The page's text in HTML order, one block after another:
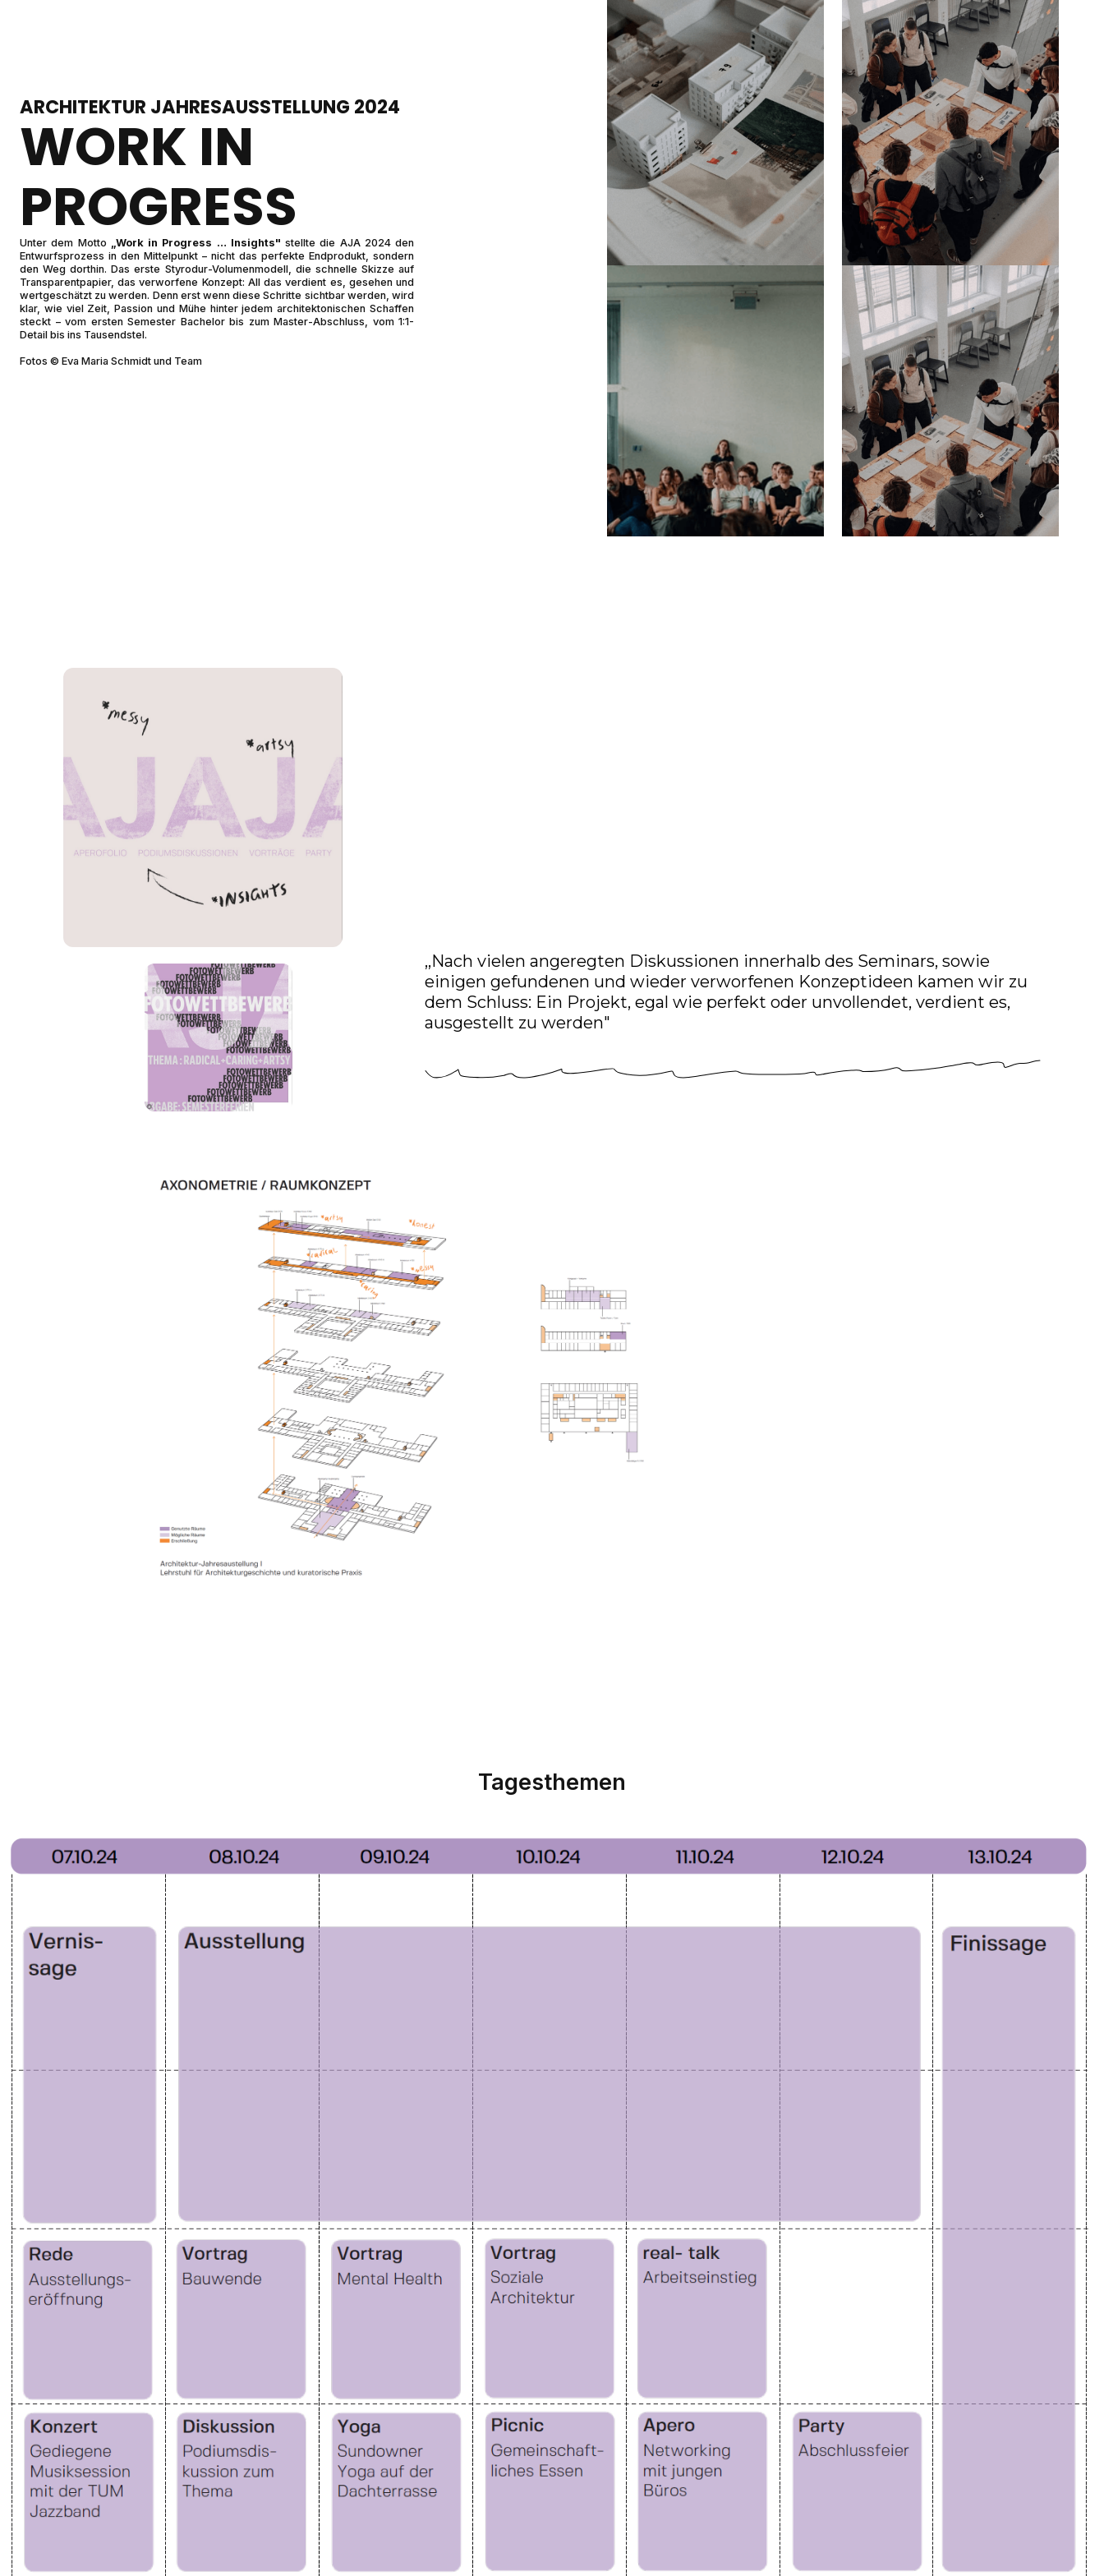
ARCHITEKTUR JAHRESAUSSTELLUNG 2024
WORK IN
PROGRESS
Unter dem Motto „Work in Progress … Insights" stellte die AJA 2024 den
Entwurfsprozess in den Mittelpunkt – nicht das perfekte Endprodukt, sondern
den Weg dorthin. Das erste Styrodur-Volumenmodell, die schnelle Skizze auf
Transparentpapier, das verworfene Konzept: All das verdient es, gesehen und
wertgeschätzt zu werden. Denn erst wenn diese Schritte sichtbar werden, wird
klar, wie viel Zeit, Passion und Mühe hinter jedem architektonischen Schaffen
steckt – vom ersten Semester Bachelor bis zum Master-Abschluss, vom 1:1-
Detail bis ins Tausendstel.
Fotos © Eva Maria Schmidt und Team
,,Nach vielen angeregten Diskussionen innerhalb des Seminars, sowie
einigen gefundenen und wieder verworfenen Konzeptideen kamen wir zu
dem Schluss: Ein Projekt, egal wie perfekt oder unvollendet, verdient es,
ausgestellt zu werden"
Tagesthemen